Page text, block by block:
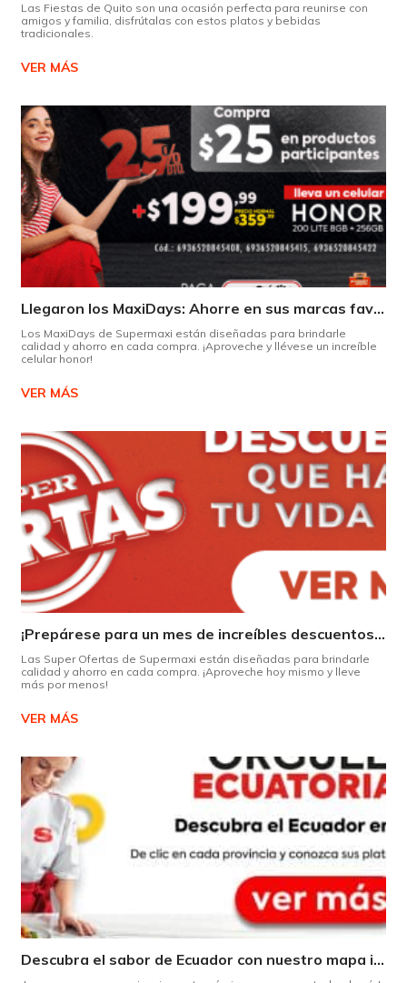
Las Fiestas de Quito son una ocasión perfecta para reunirse con
amigos y familia, disfrútalas con estos platos y bebidas
tradicionales.
VER MÁS
Llegaron los MaxiDays: Ahorre en sus marcas favoritas
Los MaxiDays de Supermaxi están diseñadas para brindarle
calidad y ahorro en cada compra. ¡Aproveche y llévese un increíble
celular honor!
VER MÁS
¡Prepárese para un mes de increíbles descuentos en Supermaxi!
Las Super Ofertas de Supermaxi están diseñadas para brindarle
calidad y ahorro en cada compra. ¡Aproveche hoy mismo y lleve
más por menos!
VER MÁS
Descubra el sabor de Ecuador con nuestro mapa interactivo de recetas